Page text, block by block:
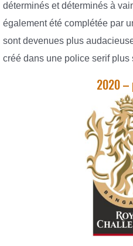
déterminés et déterminés à
également été complétée par
sont devenues plus
créé dans une police serif plus
2020 –